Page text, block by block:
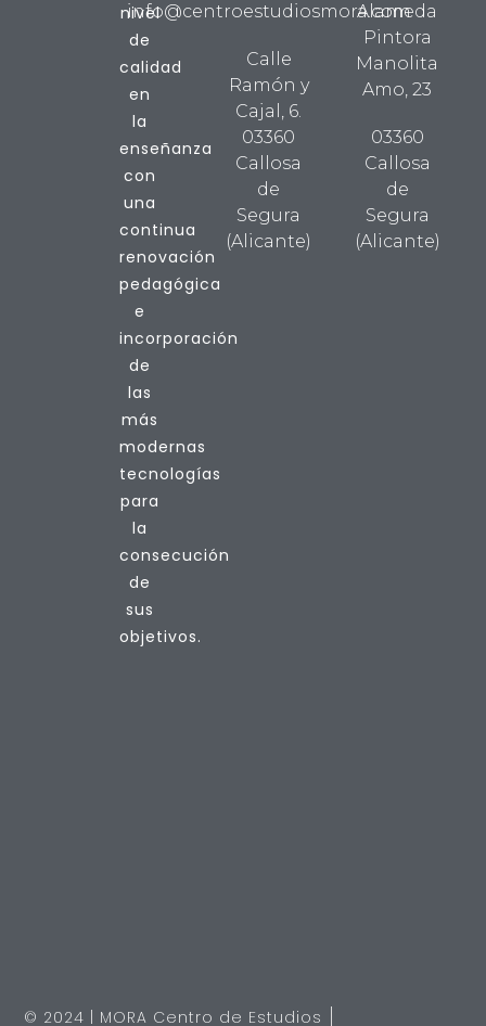
nivel
de
calidad
en
la
enseñanza
con
una
continua
renovación
pedagógica
e
incorporación
de
las
más
modernas
tecnologías
para
la
consecución
de
sus
objetivos.
info@centroestudiosmora.com
Calle
Ramón y
Cajal, 6.
03360
Callosa
de
Segura
(Alicante)
Alameda
Pintora
Manolita
Amo, 23
03360
Callosa
de
Segura
(Alicante)
© 2024 | MORA Centro de Estudios